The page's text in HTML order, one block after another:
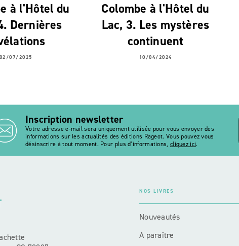
à l'Hôtel du
Dernières
02/07/2025
Colombe à l'Hôtel du
Lac, 3. Les mystères
continuent
10/04/2024
Inscription newsletter
Votre adresse e-mail sera uniquement utilisée pour vous envoyer des
informations sur les actualités des éditions Rageot. Vous pouvez vous
désinscrire à tout moment. Pour plus d’informations, cliquez ici.
NOS LIVRES
Nouveautés
A paraître